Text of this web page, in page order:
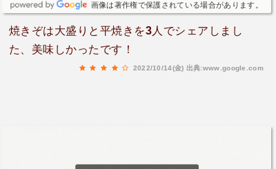
画像は著作権で保護されている場合があります。
焼きぞは大盛りと平焼きを3人でシェアしまし
た、美味しかったです！
2022/10/14(金) 出典:www.google.com